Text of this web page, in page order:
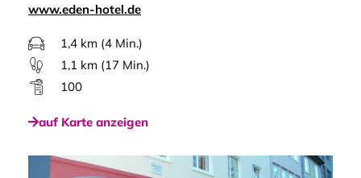
www.eden-hotel.de
1,4 km (4 Min.)
1,1 km (17 Min.)
100
auf Karte anzeigen